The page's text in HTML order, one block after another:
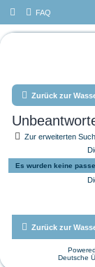
FAQ
Zurück zur
Zur erweiterten
Es wurden keine
Zurück zur
Deutsche